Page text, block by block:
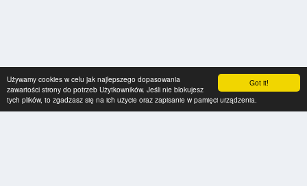
Got it!
Używamy cookies w celu jak najlepszego dopasowania
zawartości strony do potrzeb Użytkowników. Jeśli nie blokujesz
tych plików, to zgadzasz się na ich użycie oraz zapisanie w pamięci urządzenia.